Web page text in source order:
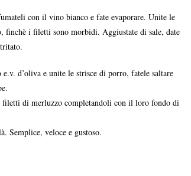
con il vino bianco e fate evaporare. Unite le
finchè i filetti sono morbidi. Aggiustate di sale, date
d’oliva e unite le strisce di porro, fatele saltare
filetti di merluzzo completandoli con il loro fondo di
Semplice, veloce e gustoso.